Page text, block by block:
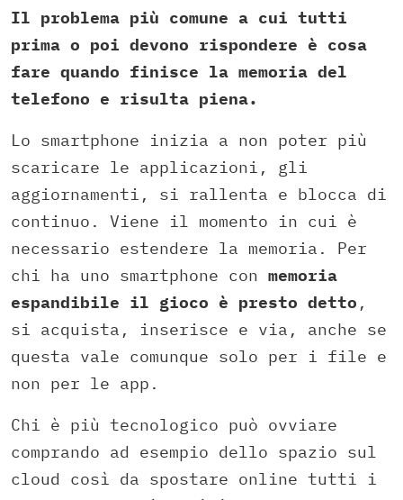
Il problema più comune a cui tutti
prima o poi devono rispondere è cosa
fare quando finisce la memoria del
telefono e risulta piena.
Lo smartphone inizia a non poter più
scaricare le applicazioni, gli
aggiornamenti, si rallenta e blocca di
continuo. Viene il momento in cui è
necessario estendere la memoria. Per
chi ha uno smartphone con memoria
espandibile il gioco è presto detto ,
si acquista, inserisce e via, anche se
questa vale comunque solo per i file e
non per le app.
Chi è più tecnologico può ovviare
comprando ad esempio dello spazio sul
cloud così da spostare online tutti i